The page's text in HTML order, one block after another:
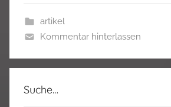
artikel
Kommentar hinterlassen
Suche…